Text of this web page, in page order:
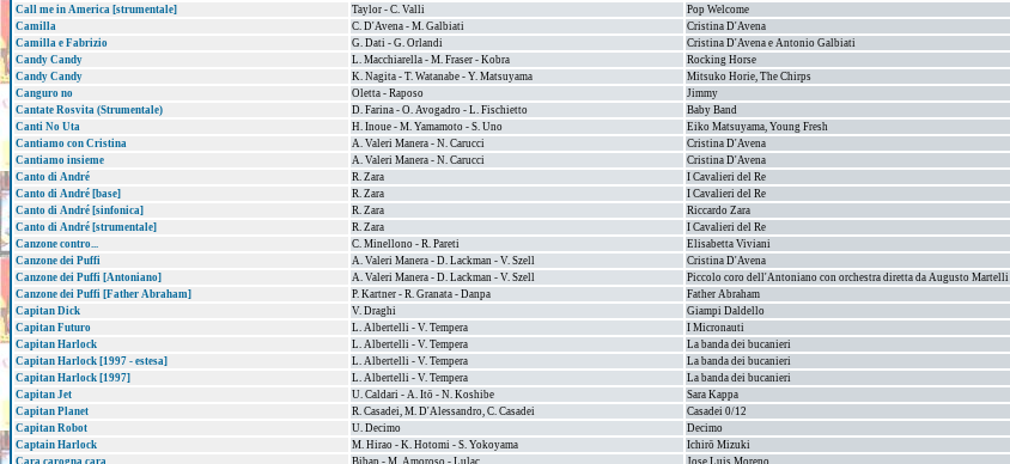
Call me in America [strumentale]
Taylor - C. Valli Pop Welcome
Camilla
C. D'Avena - M. Galbiati Cristina D'Avena
Camilla e Fabrizio
G. Dati - G. Orlandi Cristina D'Avena e Antonio Galbiati
Candy Candy
L. Macchiarella - M. Fraser - Kobra Rocking Horse
Candy Candy
K. Nagita - T. Watanabe - Y. Matsuyama Mitsuko Horie, The Chirps
Canguro no
Oletta - Raposo Jimmy
Cantate Rosvita (Strumentale)
D. Farina - O. Avogadro - L. Fischietto Baby Band
Canti No Uta
H. Inoue - M. Yamamoto - S. Uno Eiko Matsuyama, Young Fresh
Cantiamo con Cristina
A. Valeri Manera - N. Carucci Cristina D'Avena
Cantiamo insieme
A. Valeri Manera - N. Carucci Cristina D'Avena
Canto di André
R. Zara I Cavalieri del Re
Canto di André [base]
R. Zara I Cavalieri del Re
Canto di André [sinfonica]
R. Zara Riccardo Zara
Canto di André [strumentale]
R. Zara I Cavalieri del Re
Canzone contro...
C. Minellono - R. Pareti Elisabetta Viviani
Canzone dei Puffi
A. Valeri Manera - D. Lackman - V. Szell Cristina D'Avena
Canzone dei Puffi [Antoniano]
A. Valeri Manera - D. Lackman - V. Szell Piccolo coro dell'Antoniano con orchestra diretta da Augusto Martelli
Canzone dei Puffi [Father Abraham]
P. Kartner - R. Granata - Danpa Father Abraham
Capitan Dick
V. Draghi Giampi Daldello
Capitan Futuro
L. Albertelli - V. Tempera I Micronauti
Capitan Harlock
L. Albertelli - V. Tempera La banda dei bucanieri
Capitan Harlock [1997 - estesa]
L. Albertelli - V. Tempera La banda dei bucanieri
Capitan Harlock [1997]
L. Albertelli - V. Tempera La banda dei bucanieri
Capitan Jet
U. Caldari - A. Itō - N. Koshibe Sara Kappa
Capitan Planet
R. Casadei, M. D'Alessandro, C. Casadei Casadei 0/12
Capitan Robot
U. Decimo Decimo
Captain Harlock
M. Hirao - K. Hotomi - S. Yokoyama Ichirō Mizuki
Cara carogna cara
Bibap - M. Amoroso - Lulac Jose Luis Moreno